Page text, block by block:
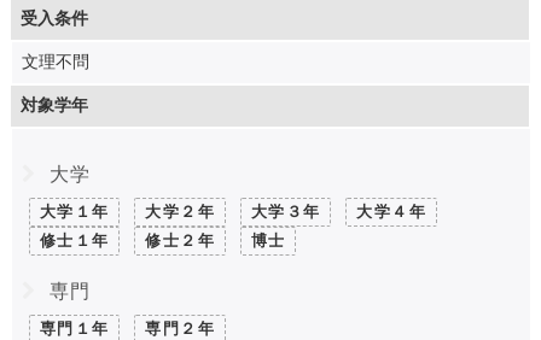
受入条件
文理不問
対象学年
大学
大学１年 大学２年 大学３年
大学４年
修士１年
修士２年 博士
専門
専門１年 専門２年